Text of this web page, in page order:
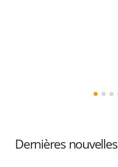
Dernières nouvelles